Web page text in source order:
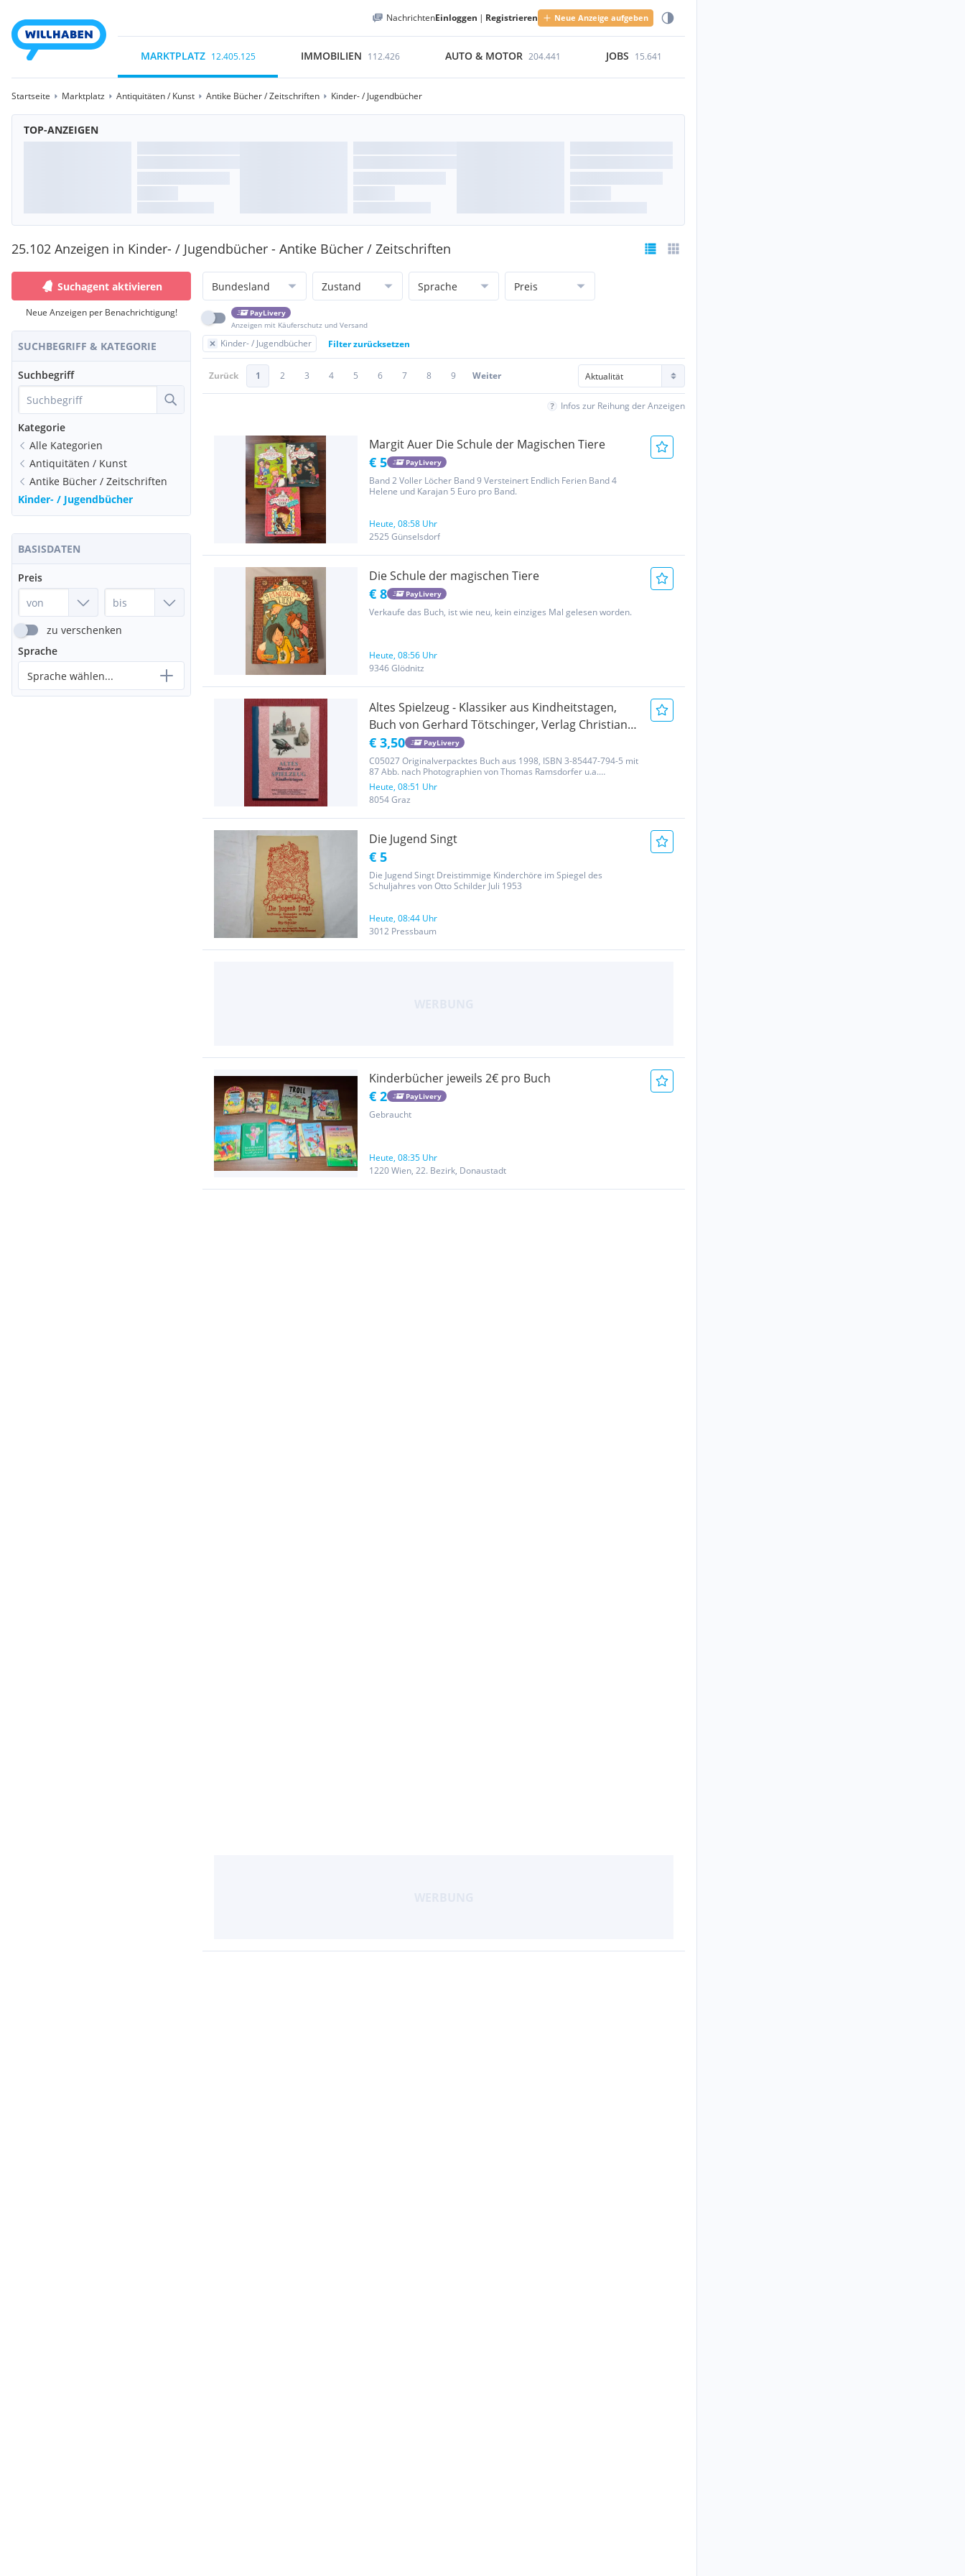
NachrichtenEinloggen | Registrieren Neue Anzeige aufgeben
MARKTPLATZ 12.405.125 IMMOBILIEN 112.426 AUTO & MOTOR 204.441 JOBS 15.641
Startseite Marktplatz Antiquitäten / Kunst Antike Bücher / Zeitschriften Kinder- / Jugendbücher
TOP-ANZEIGEN
25.102 Anzeigen in Kinder- / Jugendbücher - Antike Bücher / Zeitschriften
Suchagent aktivieren
Neue Anzeigen per Benachrichtigung!
SUCHBEGRIFF & KATEGORIE
Suchbegriff
Kategorie
Alle Kategorien
Antiquitäten / Kunst
Antike Bücher / Zeitschriften
Kinder- / Jugendbücher
BASISDATEN
Preis
zu verschenken
Sprache
Sprache wählen...
Bundesland Zustand Sprache Preis
PayLivery
Anzeigen mit Käuferschutz und Versand
Kinder- / Jugendbücher Filter zurücksetzen
Zurück 1 2 3 4 5 6 7 8 9 Weiter
Infos zur Reihung der Anzeigen
Margit Auer Die Schule der Magischen Tiere
€ 5 PayLivery
Band 2 Voller Löcher Band 9 Versteinert Endlich Ferien Band 4
Helene und Karajan 5 Euro pro Band.
Heute, 08:58 Uhr
2525 Günselsdorf
Die Schule der magischen Tiere
€ 8 PayLivery
Verkaufe das Buch, ist wie neu, kein einziges Mal gelesen worden.
Heute, 08:56 Uhr
9346 Glödnitz
Altes Spielzeug - Klassiker aus Kindheitstagen,
Buch von Gerhard Tötschinger, Verlag Christian
Brandstätter, ovp (noch eingeschweisst)
€ 3,50 PayLivery
C05027 Originalverpacktes Buch aus 1998, ISBN 3-85447-794-5 mit
87 Abb. nach Photographien von Thomas Ramsdorfer u.a.
Privatverkauf, zuzügl. Versandspesen Inland 3,50 € Mein Verkauf
erfolgt unter Ausschluss jeglicher Gewährleistung, Garantie und...
Heute, 08:51 Uhr
8054 Graz
Die Jugend Singt
€ 5
Die Jugend Singt Dreistimmige Kinderchöre im Spiegel des
Schuljahres von Otto Schilder Juli 1953
Heute, 08:44 Uhr
3012 Pressbaum
Kinderbücher jeweils 2€ pro Buch
€ 2 PayLivery
Gebraucht
Heute, 08:35 Uhr
1220 Wien, 22. Bezirk, Donaustadt